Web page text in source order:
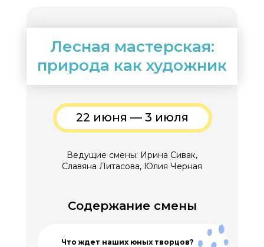
22 июня — 3 июля
Лесная мастерская:
природа как художник
Ведущие смены: Ирина Сивак,
Славяна Литасова, Юлия Черная
Содержание смены
Что ждет наших юных творцов?